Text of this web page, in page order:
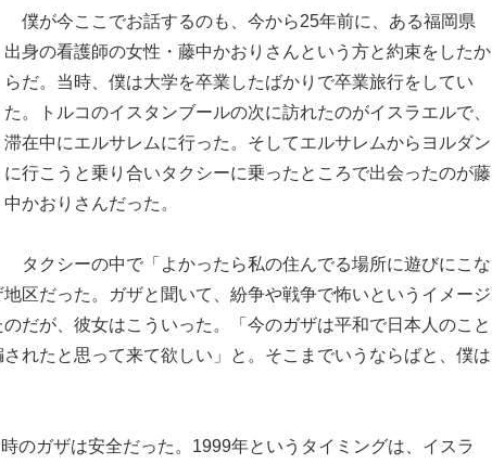
僕が今ここでお話するのも、今から25年前に、ある福岡県
出身の看護師の女性・藤中かおりさんという方と約束をしたか
らだ。当時、僕は大学を卒業したばかりで卒業旅行をしてい
た。トルコのイスタンブールの次に訪れたのがイスラエルで、
滞在中にエルサレムに行った。そしてエルサレムからヨルダン
に行こうと乗り合いタクシーに乗ったところで出会ったのが藤
中かおりさんだった。
タクシーの中で「よかったら私の住んでる場所に遊びにこな
区だった。ガザと聞いて、紛争や戦争で怖いというイメージ
だが、彼女はこういった。「今のガザは平和で日本人のこと
れたと思って来て欲しい」と。そこまでいうならばと、僕は
のガザは安全だった。1999年というタイミングは、イスラ